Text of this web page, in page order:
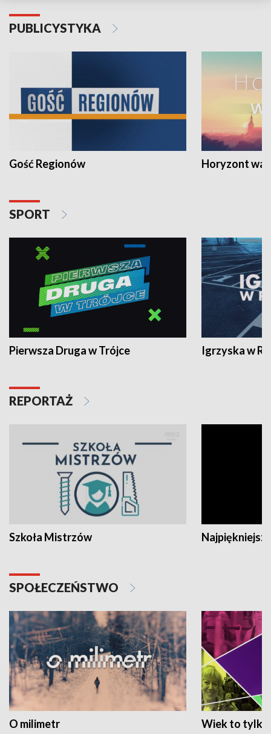
PUBLICYSTYKA
Gość Regionów Horyzont
SPORT
Pierwsza Druga w Trójce Igrzyska w
REPORTAŻ
Szkoła Mistrzów
SPOŁECZEŃSTWO
O milimetr Wiek to tylko